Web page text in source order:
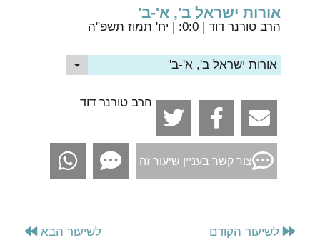
אורות ישראל ב', א'-ב'
הרב טורנר דוד
אורות ישראל ב', א'-ב'
הרב טורנר דוד
צור קשר בעניין שיעור זה
לשיעור הקודם
לשיעור הבא